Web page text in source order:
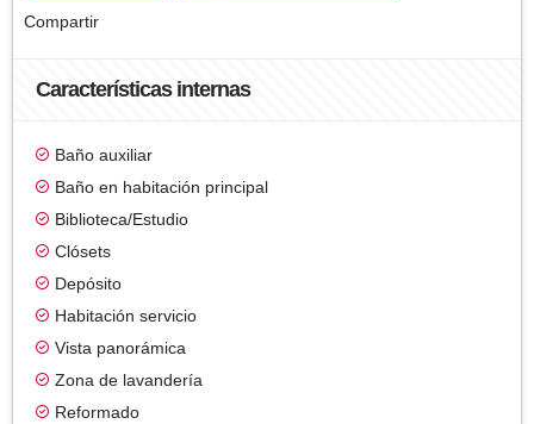
Compartir
Características internas
Baño auxiliar
Baño en habitación principal
Biblioteca/Estudio
Clósets
Depósito
Habitación servicio
Vista panorámica
Zona de lavandería
Reformado